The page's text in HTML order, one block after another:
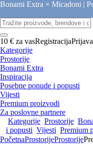
Bonami Extra × Micadoni |
10 € za vasRegistracijaPrijava
Kategorije
Prostorije
Bonami Extra
Inspiracija
Posebne ponude i popusti
Vijesti
Premium proizvodi
Za poslovne partnere
Kategorije Prostorije
i popusti Vijesti Premium
PočetnaProstorijeProstorije